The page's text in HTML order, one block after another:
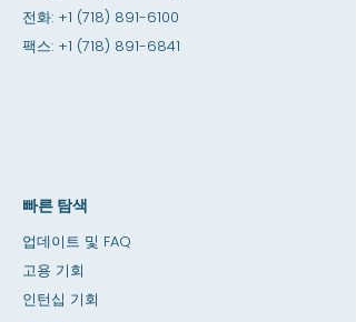
전화: +1 (718) 891-6100
팩스: +1 (718) 891-6841
빠른 탐색
업데이트 및 FAQ
고용 기회
인턴십 기회